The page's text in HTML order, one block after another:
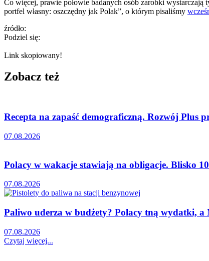
Co więcej, prawie połowie badanych osób zarobki
portfel własny: oszczędny jak Polak”, o którym pisaliśmy
źródło:
Podziel się:
Link skopiowany!
Zobacz też
Recepta na zapaść demograficzną. Rozwój Plus
07.08.2026
Polacy w wakacje stawiają na obligacje. Blisko
07.08.2026
Paliwo uderza w budżety? Polacy tną wydatki, a
07.08.2026
Czytaj więcej...